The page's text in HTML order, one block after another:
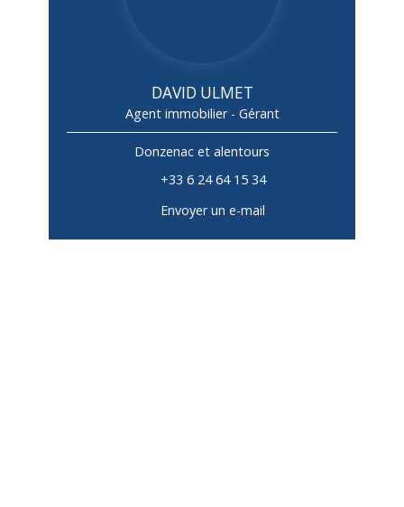
DAVID ULMET
Agent immobilier - Gérant
Donzenac et alentours
+33 6 24 64 15 34
Envoyer un e-mail